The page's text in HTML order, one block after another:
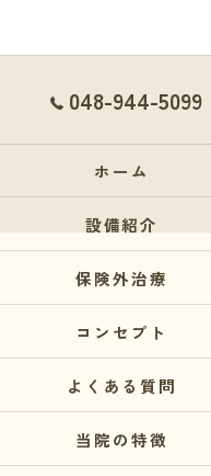
048-944-5099
ホーム
設備紹介
保険外治療
コンセプト
よくある質問
当院の特徴